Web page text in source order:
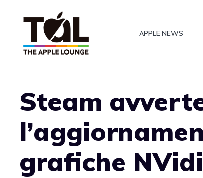
APPLE NEWS
Steam
grafiche